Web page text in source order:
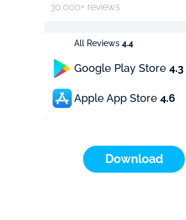
All Reviews 4.4
Google Play Store 4.3
Apple App Store 4.6
30.000+ reviews
Download